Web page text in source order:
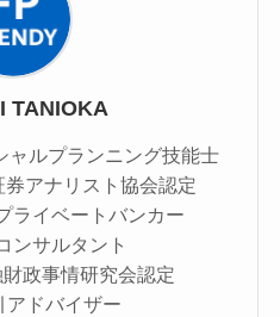
TANIOKA
ルプランニング技能士
アナリスト協会認定
ライベートバンカー
ンサルタント
政事情研究会認定
アドバイザー